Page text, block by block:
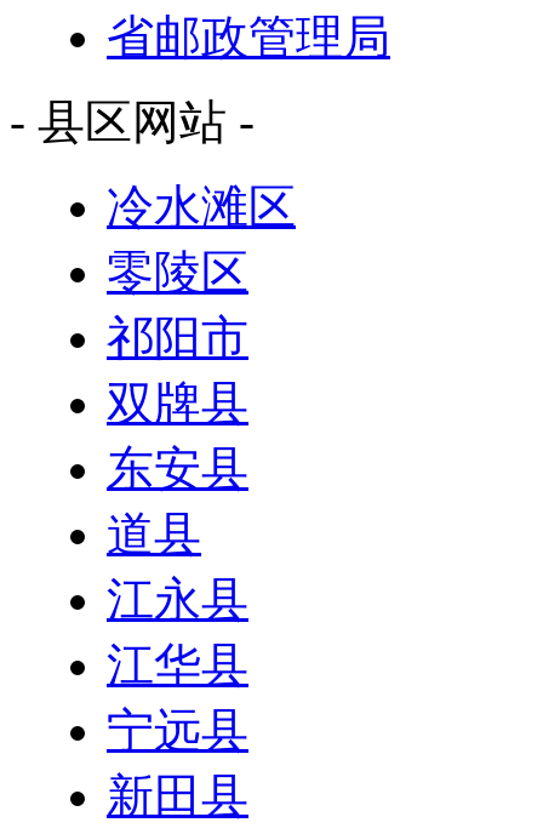
省邮政管理局
- 县区网站 -
冷水滩区
零陵区
祁阳市
双牌县
东安县
道县
江永县
江华县
宁远县
新田县